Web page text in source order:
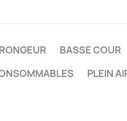
RONGEUR BASSE COUR
PLEIN